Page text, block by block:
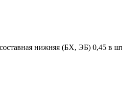
нижняя (БХ, ЭБ) 0,45 в